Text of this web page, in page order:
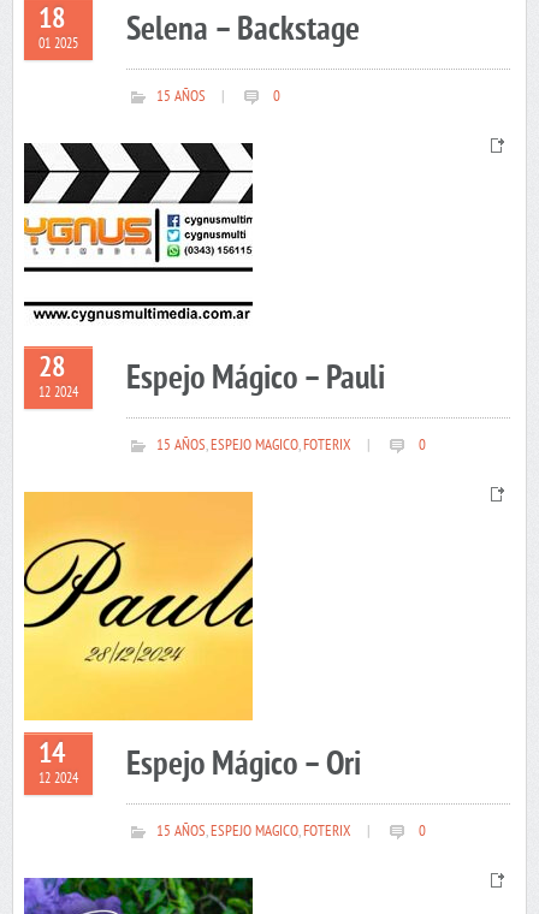
18
01 2025 Selena – Backstage
15 AÑOS 0
28
12 2024 Espejo Mágico – Pauli
15 AÑOS,ESPEJO MAGICO,FOTERIX 0
14
12 2024 Espejo Mágico – Ori
15 AÑOS,ESPEJO MAGICO,FOTERIX 0